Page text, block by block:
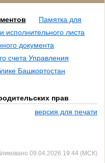
Памятка для
исполнительного листа
документа
счета Управления
Башкортостан
прав
версия для печати
09.04.2026 19:44 (МСК)